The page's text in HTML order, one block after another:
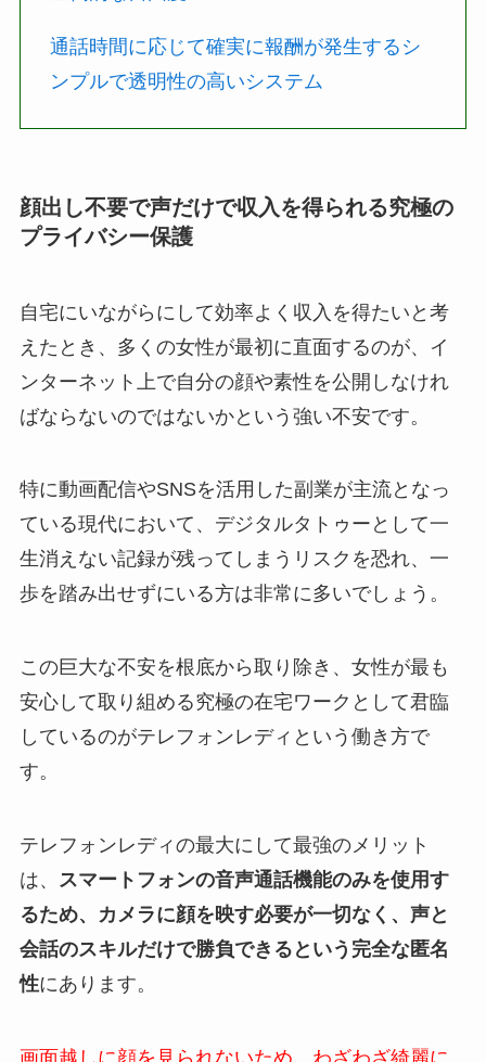
通話時間に応じて確実に報酬が発生するシ
ンプルで透明性の高いシステム
顔出し不要で声だけで収入を得られる究極の
プライバシー保護
自宅にいながらにして効率よく収入を得たいと考
えたとき、多くの女性が最初に直面するのが、イ
ンターネット上で自分の顔や素性を公開しなけれ
ばならないのではないかという強い不安です。
特に動画配信やSNSを活用した副業が主流となっ
ている現代において、デジタルタトゥーとして一
生消えない記録が残ってしまうリスクを恐れ、一
歩を踏み出せずにいる方は非常に多いでしょう。
この巨大な不安を根底から取り除き、女性が最も
安心して取り組める究極の在宅ワークとして君臨
しているのがテレフォンレディという働き方で
す。
テレフォンレディの最大にして最強のメリット
は、 スマートフォンの音声通話機能のみを使用す
るため、カメラに顔を映す必要が一切なく、声と
会話のスキルだけで勝負できるという完全な匿名
性にあります。
画面越しに顔を見られないため、わざわざ綺麗に